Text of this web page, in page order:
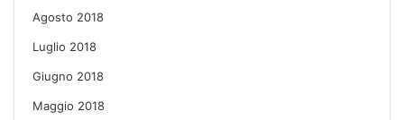
Agosto 2018
Luglio 2018
Giugno 2018
Maggio 2018